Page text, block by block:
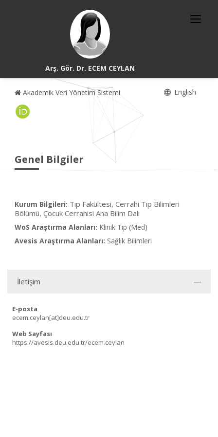
Arş. Gör. Dr. ECEM CEYLAN
Akademik Veri Yönetim Sistemi English
Genel Bilgiler
Kurum Bilgileri: Tıp Fakültesi, Cerrahi Tıp Bilimleri
Bölümü, Çocuk Cerrahisi Ana Bilim Dalı
WoS Araştırma Alanları: Klinik Tıp (Med)
Avesis Araştırma Alanları: Sağlık Bilimleri
İletişim
E-posta
ecem.ceylan[at]deu.edu.tr
Web Sayfası
https://avesis.deu.edu.tr/ecem.ceylan